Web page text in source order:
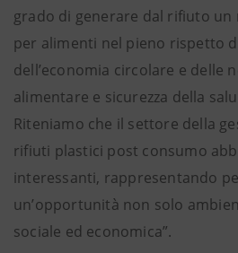
grado di generare dal rifiuto un
per alimenti nel pieno rispetto
dell’economia circolare e delle
alimentare e sicurezza della
Riteniamo che il settore della
rifiuti plastici post consumo
interessanti, rappresentando
un’opportunità non solo
sociale ed economica”.